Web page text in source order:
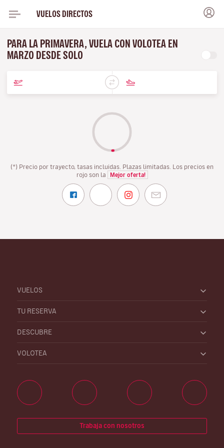
VUELOS DIRECTOS
PARA LA PRIMAVERA, VUELA CON VOLOTEA EN
MARZO DESDE SOLO
(*) Precio por trayecto, tasas incluidas. Plazas limitadas. Los precios en
rojo son la
Mejor oferta!
VUELOS
TU RESERVA
DESCUBRE
VOLOTEA
Trabaja con nosotros